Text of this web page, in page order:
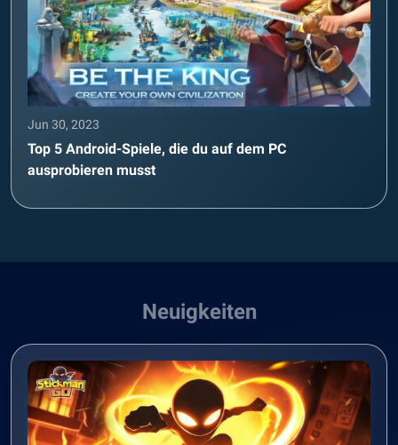
Jun 30, 2023
Top 5 Android-Spiele, die du auf dem PC
ausprobieren musst
Neuigkeiten